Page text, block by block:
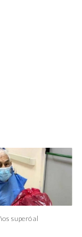
superó al